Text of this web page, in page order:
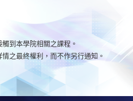
到本學院相關之課程。
之最終權利，而不作另行通知。